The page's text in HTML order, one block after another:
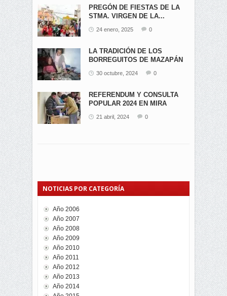
PREGÓN DE FIESTAS DE LA
STMA. VIRGEN DE LA...
24 enero, 2025 0
LA TRADICIÓN DE LOS
BORREGUITOS DE MAZAPÁN
30 octubre, 2024 0
REFERENDUM Y CONSULTA
POPULAR 2024 EN MIRA
21 abril, 2024 0
NOTICIAS POR CATEGORÍA
Año 2006
Año 2007
Año 2008
Año 2009
Año 2010
Año 2011
Año 2012
Año 2013
Año 2014